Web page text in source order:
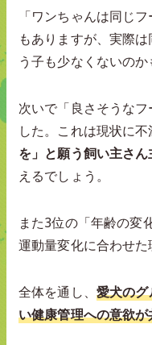
「ワンちゃんは同じ
もありますが、実際
う子も少なくないのか
次いで「良さそうな
した。これは現状に
を」と願う飼い主さ
えるでしょう。
また3位の「年齢の変
運動量変化に合わせた
全体を通し、 愛犬の
い健康管理への意欲